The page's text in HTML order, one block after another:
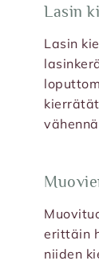
Lasin
Lasin
erittäin
niiden